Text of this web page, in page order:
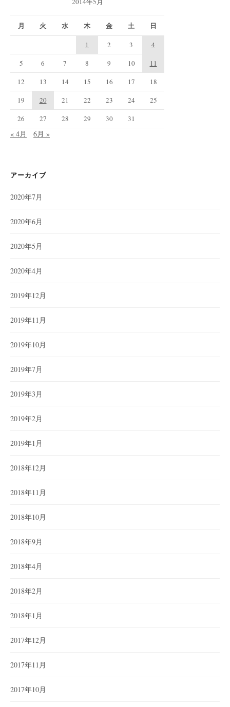
月 火 水 木 金 土 日
1 2 3
4
5
6 7 8 9 10
11
12
13 14 15 16 17
18
19
20 21 22 23 24
25
26
27 28 29 30 31
« 4月 6月 »
アーカイブ
2020年7月
2020年6月
2020年5月
2020年4月
2019年12月
2019年11月
2019年10月
2019年7月
2019年3月
2019年2月
2019年1月
2018年12月
2018年11月
2018年10月
2018年9月
2018年4月
2018年2月
2018年1月
2017年12月
2017年11月
2017年10月